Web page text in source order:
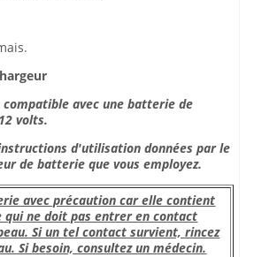
avec une batterie de
volts.
d'utilisation données par le
de batterie que vous employez.
avec précaution car elle contient
qui ne doit pas entrer en contact
Si un tel contact survient, rincez
Si besoin, consultez un médecin.